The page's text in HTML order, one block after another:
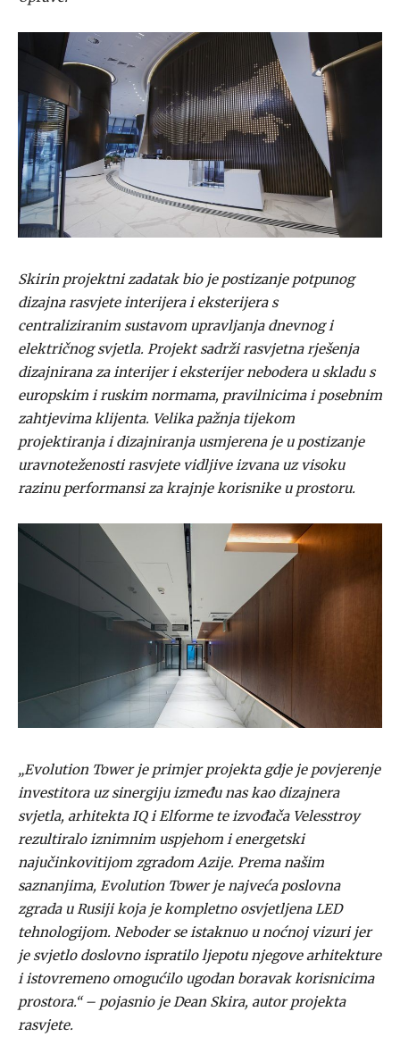
Skirin projektni zadatak bio je postizanje potpunog
dizajna rasvjete interijera i eksterijera s
centraliziranim sustavom upravljanja dnevnog i
električnog svjetla. Projekt sadrži rasvjetna rješenja
dizajnirana za interijer i eksterijer nebodera u skladu s
europskim i ruskim normama, pravilnicima i posebnim
zahtjevima klijenta. Velika pažnja tijekom
projektiranja i dizajniranja usmjerena je u postizanje
uravnoteženosti rasvjete vidljive izvana uz visoku
razinu performansi za krajnje korisnike u prostoru.
„Evolution Tower je primjer projekta gdje je povjerenje
investitora uz sinergiju između nas kao dizajnera
svjetla, arhitekta IQ i Elforme te izvođača Velesstroy
rezultiralo iznimnim uspjehom i energetski
najučinkovitijom zgradom Azije. Prema našim
saznanjima, Evolution Tower je najveća poslovna
zgrada u Rusiji koja je kompletno osvjetljena LED
tehnologijom. Neboder se istaknuo u noćnoj vizuri jer
je svjetlo doslovno ispratilo ljepotu njegove arhitekture
i istovremeno omogućilo ugodan boravak korisnicima
prostora.“ – pojasnio je Dean Skira, autor projekta
rasvjete.